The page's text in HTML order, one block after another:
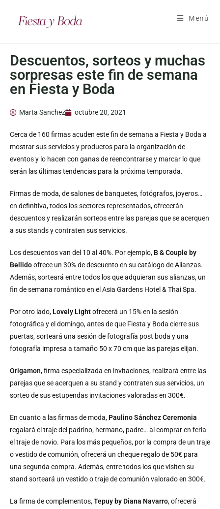
Menú
Descuentos, sorteos y muchas
sorpresas este fin de semana
en Fiesta y Boda
Marta Sanchez octubre 20, 2021
Cerca de 160 firmas acuden este fin de semana a Fiesta y Boda a
mostrar sus servicios y productos para la organización de
eventos y lo hacen con ganas de reencontrarse y marcar lo que
serán las últimas tendencias para la próxima temporada.
Firmas de moda, de salones de banquetes, fotógrafos, joyeros…
en definitiva, todos los sectores representados, ofrecerán
descuentos y realizarán sorteos entre las parejas que se acerquen
a sus stands y contraten sus servicios.
Los descuentos van del 10 al 40%. Por ejemplo, B & Couple by
Bellidoofrece un 30% de descuento en su catálogo de Alianzas.
Además, sorteará entre todos los que adquieran sus alianzas, un
fin de semana romántico en el Asia Gardens Hotel & Thai Spa.
Por otro lado, Lovely Lightofrecerá un 15% en la sesión
fotográfica y el domingo, antes de que Fiesta y Boda cierre sus
puertas, sorteará una sesión de fotografía post boda y una
fotografía impresa a tamaño 50 x 70 cm que las parejas elijan.
Origamon, firma especializada en invitaciones, realizará entre las
parejas que se acerquen a su stand y contraten sus servicios, un
sorteo de sus estupendas invitaciones valoradas en 300€.
En cuanto a las firmas de moda, Paulino Sánchez Ceremonia
regalará el traje del padrino, hermano, padre… al comprar en feria
el traje de novio. Para los más pequeños, por la compra de un traje
o vestido de comunión, ofrecerá un cheque regalo de 50€ para
una segunda compra. Además, entre todos los que visiten su
stand sorteará un vestido o traje de comunión valorado en 300€.
La firma de complementos,Tepuy by Diana Navarro, ofrecerá